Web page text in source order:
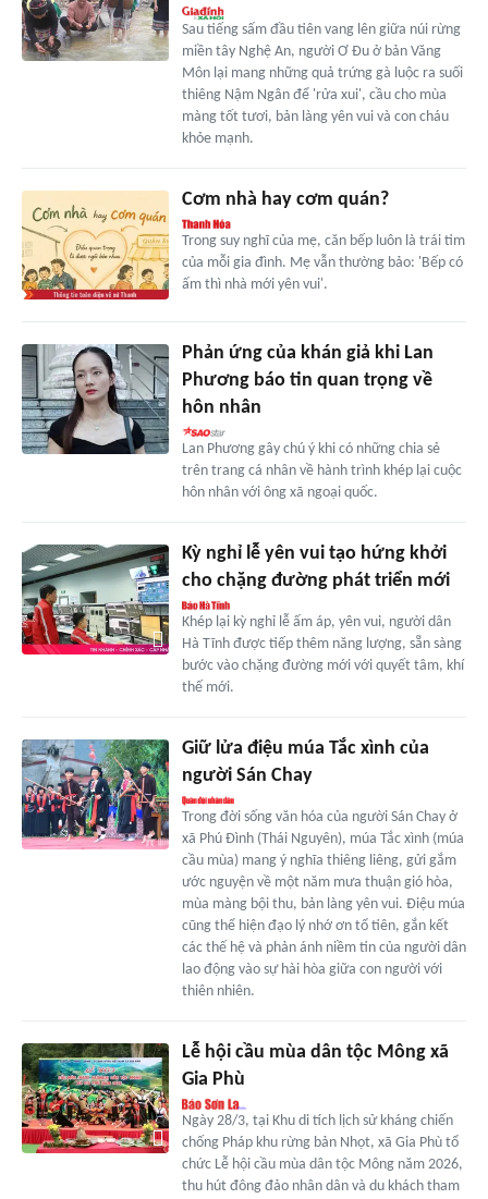
Sau tiếng sấm đầu tiên vang lên giữa núi rừng
miền tây Nghệ An, người Ơ Đu ở bản Văng
Môn lại mang những quả trứng gà luộc ra suối
thiêng Nậm Ngân để 'rửa xui', cầu cho mùa
màng tốt tươi, bản làng yên vui và con cháu
khỏe mạnh.
Cơm nhà hay cơm quán?
Trong suy nghĩ của mẹ, căn bếp luôn là trái tim
của mỗi gia đình. Mẹ vẫn thường bảo: 'Bếp có
ấm thì nhà mới yên vui'.
Phản ứng của khán giả khi Lan
Phương báo tin quan trọng về
hôn nhân
Lan Phương gây chú ý khi có những chia sẻ
trên trang cá nhân về hành trình khép lại cuộc
hôn nhân với ông xã ngoại quốc.
Kỳ nghỉ lễ yên vui tạo hứng khởi
cho chặng đường phát triển mới
Khép lại kỳ nghỉ lễ ấm áp, yên vui, người dân
Hà Tĩnh được tiếp thêm năng lượng, sẵn sàng
bước vào chặng đường mới với quyết tâm, khí
thế mới.
Giữ lửa điệu múa Tắc xình của
người Sán Chay
Trong đời sống văn hóa của người Sán Chay ở
xã Phú Đình (Thái Nguyên), múa Tắc xình (múa
cầu mùa) mang ý nghĩa thiêng liêng, gửi gắm
ước nguyện về một năm mưa thuận gió hòa,
mùa màng bội thu, bản làng yên vui. Điệu múa
cũng thể hiện đạo lý nhớ ơn tổ tiên, gắn kết
các thế hệ và phản ánh niềm tin của người dân
lao động vào sự hài hòa giữa con người với
thiên nhiên.
Lễ hội cầu mùa dân tộc Mông xã
Gia Phù
Ngày 28/3, tại Khu di tích lịch sử kháng chiến
chống Pháp khu rừng bản Nhọt, xã Gia Phù tổ
chức Lễ hội cầu mùa dân tộc Mông năm 2026,
thu hút đông đảo nhân dân và du khách tham